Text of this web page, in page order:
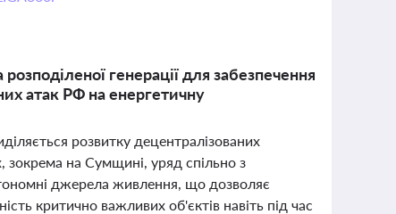
генерації для забезпечення
атак РФ на енергетичну
розвитку децентралізованих
зокрема на Сумщині, уряд спільно з
джерела живлення, що дозволяє
критично важливих об'єктів навіть під час